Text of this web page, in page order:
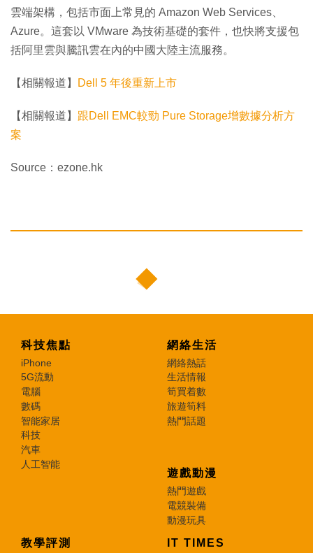
雲端架構，包括市面上常見的 Amazon Web Services、
Azure。這套以 VMware 為技術基礎的套件，也快將支援包
括阿里雲與騰訊雲在內的中國大陸主流服務。
【相關報道】 Dell 5 年後重新上市
【相關報道】 跟Dell EMC較勁 Pure Storage增數據分析方
案
Source：ezone.hk
科技焦點
iPhone
5G流動
電腦
數碼
智能家居
科技
汽車
人工智能
網絡生活
網絡熱話
生活情報
筍買着數
旅遊筍料
熱門話題
遊戲動漫
熱門遊戲
電競裝備
動漫玩具
教學評測 IT TIMES